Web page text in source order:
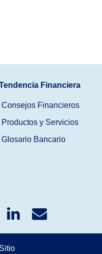
Financiera
Consejos Financieros
Productos y Servicios
Glosario Bancario